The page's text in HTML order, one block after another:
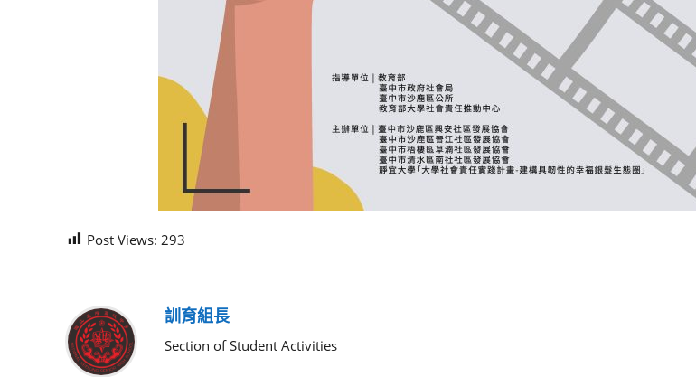
Post Views: 293
訓育組長
Section of Student Activities